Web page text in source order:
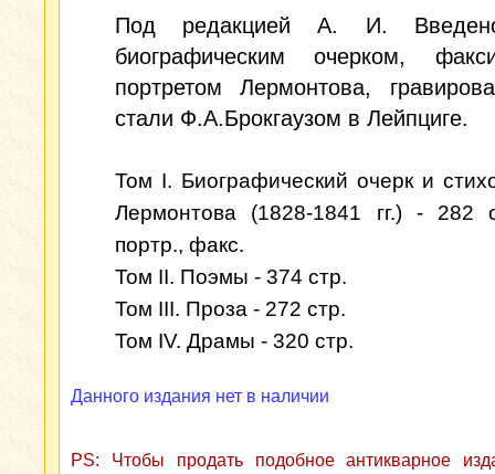
Под редакцией А. И.
биографическим очерком,
портретом Лермонтова,
стали Ф.А.Брокгаузом в Лейпциге.
Том I. Биографический очерк и
Лермонтова (1828-1841 гг.) - 282
портр., факс.
Том II. Поэмы - 374 стр.
Том III. Проза - 272 стр.
Том IV. Драмы - 320 стр.
Данного издания нет в наличии
PS: Чтобы продать подобное антикварное